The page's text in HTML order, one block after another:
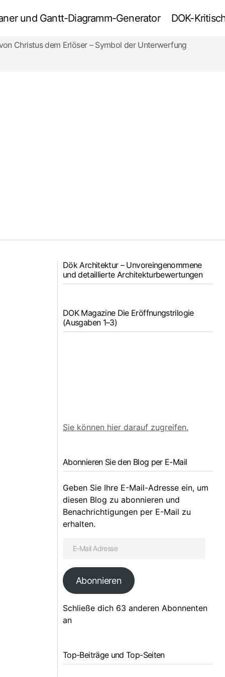
und Gantt-Diagramm-Generator DOK-
Notre-Dame nach dem Brand:
Christus dem Erlöser – Symbol der Unterwerfung
Dök Architektur – Unvoreingenommene
und detaillierte Architekturbewertungen
DOK Magazine Die Eröffnungstrilogie
(Ausgaben 1–3)
Sie können hier darauf zugreifen.
Abonnieren Sie den Blog per E-Mail
Geben Sie Ihre E-Mail-Adresse ein, um
diesen Blog zu abonnieren und
Benachrichtigungen per E-Mail zu
erhalten.
Abonnieren
Schließe dich 63 anderen Abonnenten
an
Top-Beiträge und Top-Seiten